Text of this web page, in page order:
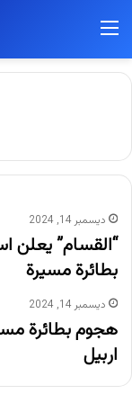
ديسمبر 14, 2024
“القسام” يعلن
بطائرة مسيرة
ديسمبر 14, 2024
هجوم بطائرة
اربيل